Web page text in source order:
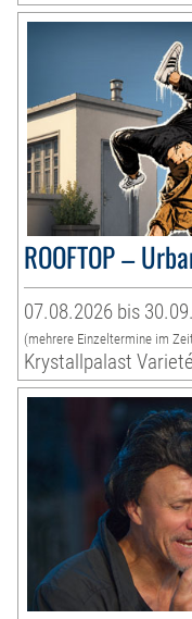
ROOFTOP –
07.08.2026 bis
(mehrere Einzeltermine im
Krystallpalast